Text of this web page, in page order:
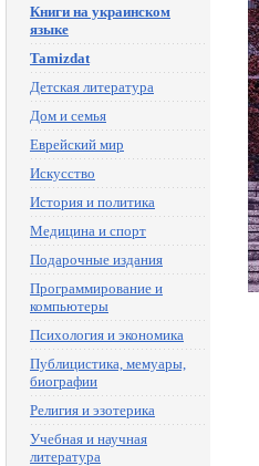
Книги на украинском
языке
Tamizdat
Детская литература
Дом и семья
Еврейский мир
Искусство
История и политика
Медицина и спорт
Подарочные издания
Программирование и
компьютеры
Психология и экономика
Публицистика, мемуары,
биографии
Религия и эзотерика
Учебная и научная
литература